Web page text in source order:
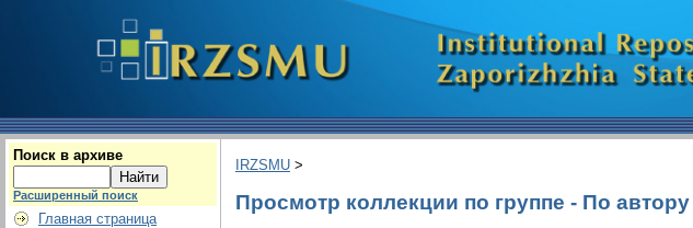
Поиск в архиве
Расширенный поиск
Главная страница
IRZSMU >
Просмотр коллекции по группе - По